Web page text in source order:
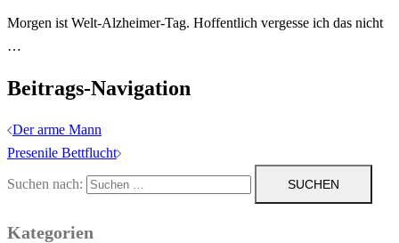
Morgen ist Welt-Alzheimer-Tag. Hoffentlich vergesse ich das nicht
…
Beitrags-Navigation
Der arme Mann
Presenile Bettflucht
Suchen nach:
Kategorien